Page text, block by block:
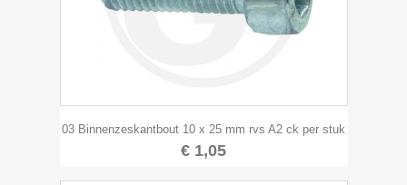
03 Binnenzeskantbout 10 x 25 mm rvs A2 ck per stuk
€ 1,05